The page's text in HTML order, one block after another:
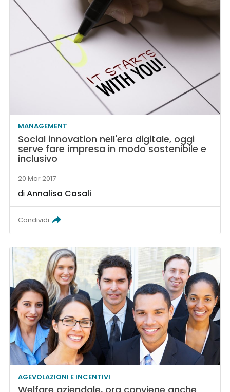
MANAGEMENT
Social innovation nell'era digitale, oggi
serve fare impresa in modo sostenibile e
inclusivo
20 Mar 2017
diAnnalisa Casali
Condividi
AGEVOLAZIONI E INCENTIVI